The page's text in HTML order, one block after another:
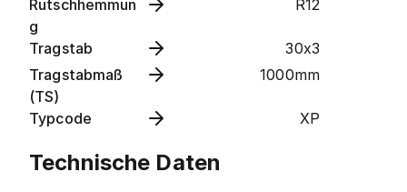
Rutschhemmun
g
R12
Tragstab
30x3
Tragstabmaß
(TS)
1000mm
Typcode XP
Technische Daten